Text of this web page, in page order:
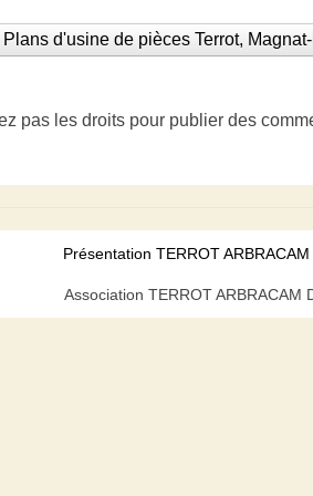
d'usine de pièces Terrot,
pas les droits pour publier des
Présentation TERROT ARBRACAM
Association TERROT